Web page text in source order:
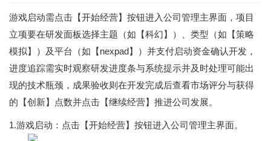
游戏启动需点击【开始经营】按钮进入公司管理主界面，项目
立项要在研发面板选择主题（如【科幻】）、类型（如【策略
模拟】）及平台（如【nexpad】）并支付启动资金确认开发，
进度追踪需实时观察研发进度条与系统提示并及时处理可能出
现的技术瓶颈，成果验收则在开发完成后查看市场评分与获得
的【创新】点数并点击【继续经营】推进公司发展。
1.游戏启动：点击【开始经营】按钮进入公司管理主界面。